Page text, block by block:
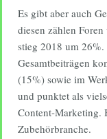
Es gibt aber auch
diesen zählen
stieg 2018 um
Gesamtbeiträgen
(15%) sowie im
und punktet als
Content-Marketing.
Zubehörbranche.